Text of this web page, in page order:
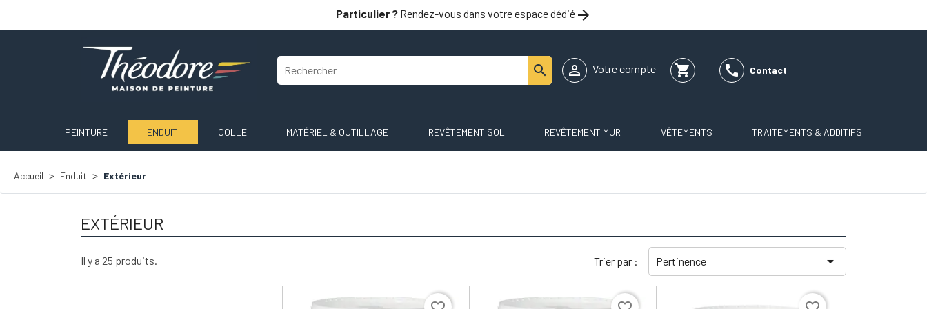
Particulier ?Rendez-vous dans votreespace dédié
  Votre compte shopping_cart  Contact
PEINTURE ENDUIT COLLE MATÉRIEL & OUTILLAGE REVÊTEMENT SOL REVÊTEMENT MUR VÊTEMENTS TRAITEMENTS & ADDITIFS
Accueil Enduit Extérieur
EXTÉRIEUR
Il y a 25 produits. Trier par : Pertinence 